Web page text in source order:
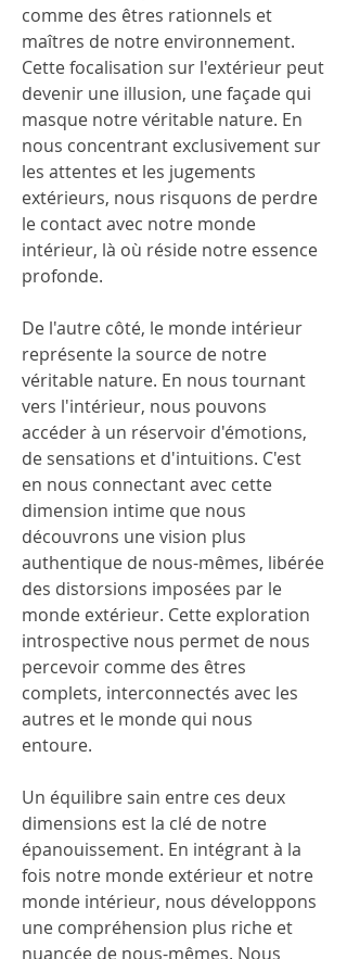
comme des êtres rationnels et
maîtres de notre environnement.
Cette focalisation sur l'extérieur peut
devenir une illusion, une façade qui
masque notre véritable nature. En
nous concentrant exclusivement sur
les attentes et les jugements
extérieurs, nous risquons de perdre
le contact avec notre monde
intérieur, là où réside notre essence
profonde.
De l'autre côté, le monde intérieur
représente la source de notre
véritable nature. En nous tournant
vers l'intérieur, nous pouvons
accéder à un réservoir d'émotions,
de sensations et d'intuitions. C'est
en nous connectant avec cette
dimension intime que nous
découvrons une vision plus
authentique de nous-mêmes, libérée
des distorsions imposées par le
monde extérieur. Cette exploration
introspective nous permet de nous
percevoir comme des êtres
complets, interconnectés avec les
autres et le monde qui nous
entoure.
Un équilibre sain entre ces deux
dimensions est la clé de notre
épanouissement. En intégrant à la
fois notre monde extérieur et notre
monde intérieur, nous développons
une compréhension plus riche et
nuancée de nous-mêmes. Nous